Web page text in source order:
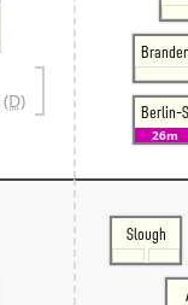
(D)
Berlin-
26m
Slough